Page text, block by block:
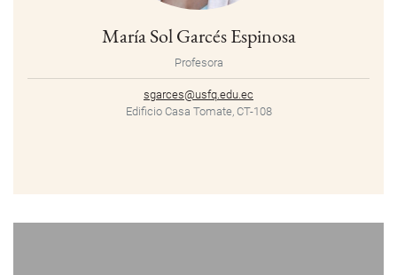
María Sol Garcés Espinosa
Profesora
sgarces@usfq.edu.ec
Edificio Casa Tomate, CT-108